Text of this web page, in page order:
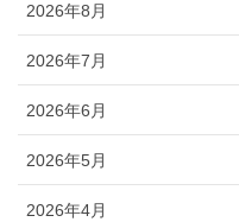
2026年8月
2026年7月
2026年6月
2026年5月
2026年4月